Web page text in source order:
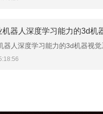
机器人深度学习能力的3d机
器人深度学习能力的3d机器视